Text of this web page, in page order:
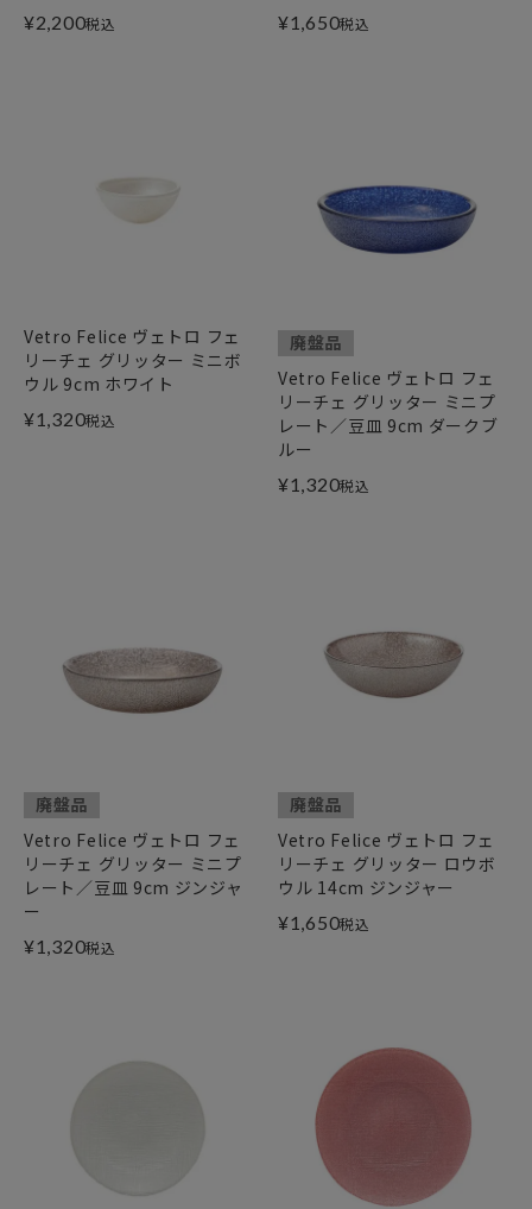
¥2,200税込 ¥1,650税込
Vetro Felice ヴェトロ フェ
リーチェ グリッター ミニボ
ウル 9cm ホワイト
¥1,320税込
廃盤品
Vetro Felice ヴェトロ フェ
リーチェ グリッター ミニプ
レート／豆皿 9cm ダークブ
ルー
¥1,320税込
廃盤品
Vetro Felice ヴェトロ フェ
リーチェ グリッター ミニプ
レート／豆皿 9cm ジンジャ
ー
¥1,320税込
廃盤品
Vetro Felice ヴェトロ フェ
リーチェ グリッター ロウボ
ウル 14cm ジンジャー
¥1,650税込